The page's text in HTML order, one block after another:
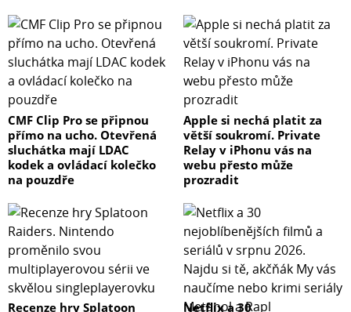
CMF Clip Pro se připnou
přímo na ucho. Otevřená
sluchátka mají LDAC
kodek a ovládací kolečko
na pouzdře
Apple si nechá platit za
větší soukromí. Private
Relay v iPhonu vás na
webu přesto může
prozradit
Recenze hry Splatoon
Netflix a 30